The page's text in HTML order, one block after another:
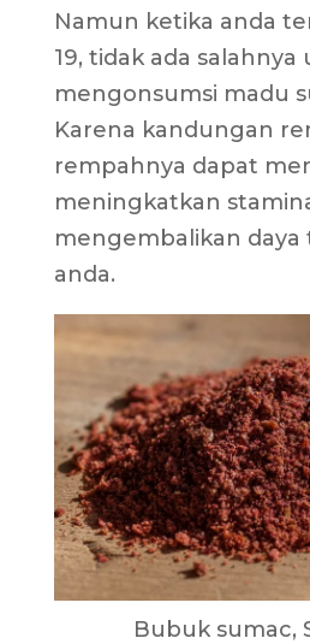
Namun ketika anda
19, tidak ada
mengonsumsi madu
Karena kandungan
rempahnya dapat
meningkatkan
mengembalikan
anda.
Bubuk sumac,